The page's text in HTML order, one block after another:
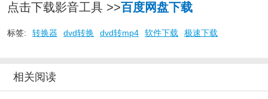
点击下载影音工具 >>百度网盘下载
标签: 转换器 dvd转换 dvd转mp4 软件下载 极速下载
相关阅读